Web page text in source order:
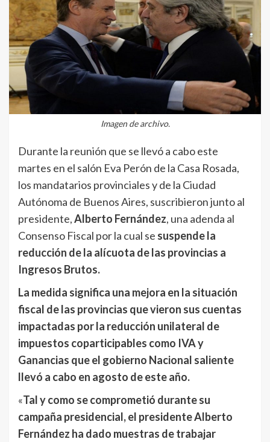
Imagen de archivo.
Durante la reunión que se llevó a cabo este
martes en el salón Eva Perón de la Casa Rosada,
los mandatarios provinciales y de la Ciudad
Autónoma de Buenos Aires, suscribieron junto al
presidente,Alberto Fernández, una adenda al
Consenso Fiscal por la cual se suspende la
reducción de la alícuota de las provincias a
Ingresos Brutos.
La medida significa una mejora en la situación
fiscal de las provincias que vieron sus cuentas
impactadas por la reducción unilateral de
impuestos coparticipables como IVA y
Ganancias que el gobierno Nacional saliente
llevó a cabo en agosto de este año.
«Tal y como se comprometió durante su
campaña presidencial, el presidente Alberto
Fernández ha dado muestras de trabajar